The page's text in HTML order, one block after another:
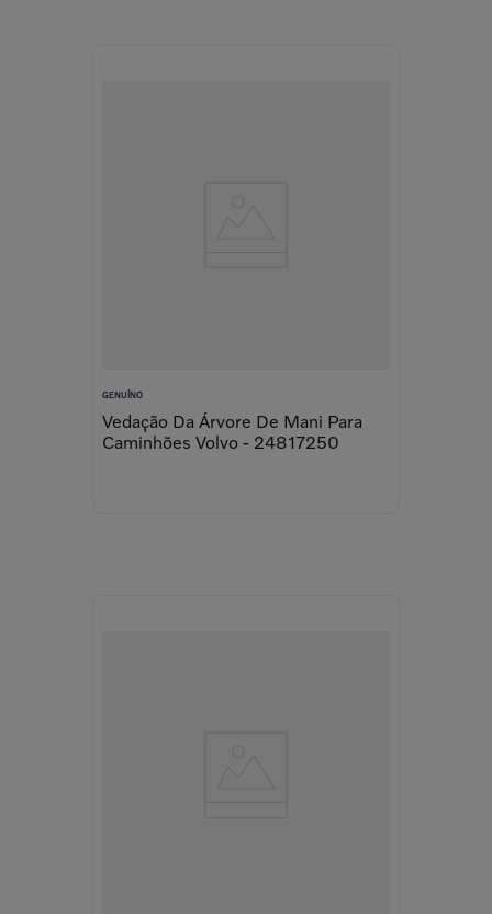
GENUÍNO
Vedação Da Árvore De Mani Para
Caminhões Volvo - 24817250